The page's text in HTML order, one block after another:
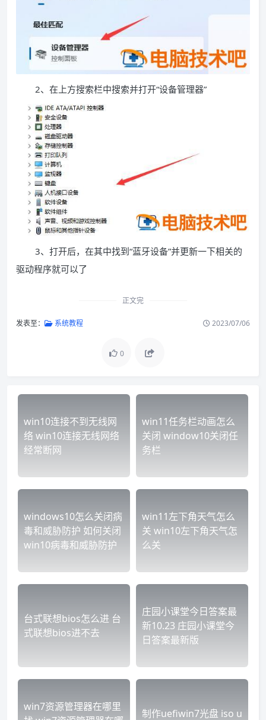
2、在上方搜索栏中搜索并打开“设备管理器”
3、打开后，在其中找到“蓝牙设备”并更新一下相关的
驱动程序就可以了
正文完
发表至： 系统教程 2023/07/06
0
win10连接不到无线网
络 win10连接无线网络
经常断网
win11任务栏动画怎么
关闭 window10关闭任
务栏
windows10怎么关闭病
毒和威胁防护 如何关闭
win10病毒和威胁防护
win11左下角天气怎么
关 win10左下角天气怎
么关
台式联想bios怎么进 台
式联想bios进不去
庄园小课堂今日答案最
新10.23 庄园小课堂今
日答案最新版
win7资源管理器在哪里
制作uefiwin7光盘 iso u